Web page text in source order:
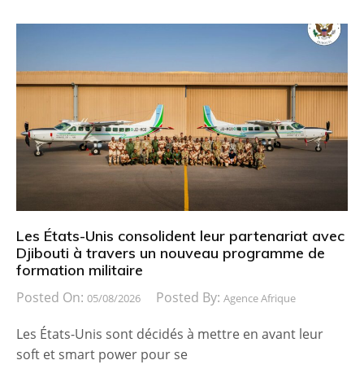
Les États-Unis consolident leur partenariat avec
Djibouti à travers un nouveau programme de
formation militaire
Posted On: 05/08/2026 Posted By: Agence Afrique
Les États-Unis sont décidés à mettre en avant leur
soft et smart power pour se